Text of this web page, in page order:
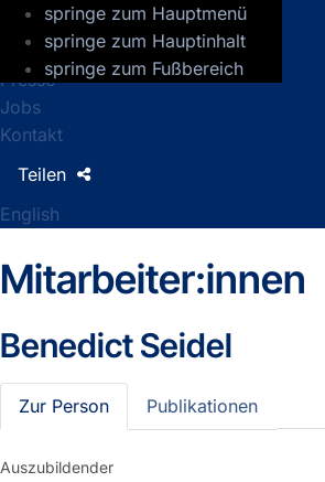
springe zum Hauptmenü
springe zum Hauptinhalt
springe zum Fußbereich
GFZ Helmholtz-
Presse
Jobs
Kontakt
English
Teilen
Mitarbeiter:innen
Benedict Seidel
Zur Person Publikationen
Auszubildender